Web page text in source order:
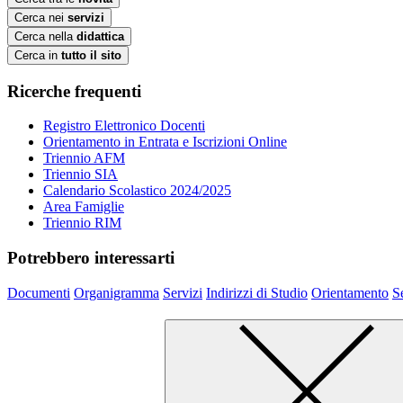
Cerca nei servizi
Cerca nella didattica
Cerca in tutto il sito
Ricerche frequenti
Registro Elettronico Docenti
Orientamento in Entrata e Iscrizioni Online
Triennio AFM
Triennio SIA
Calendario Scolastico 2024/2025
Area Famiglie
Triennio RIM
Potrebbero interessarti
Documenti Organigramma Servizi Indirizzi di Studio Orientamento